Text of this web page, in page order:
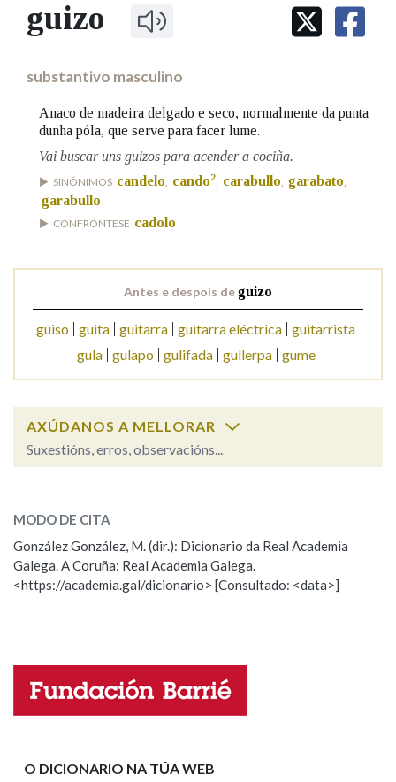
IDENTIDADE CORPORATIVA
MARCIAL DEL ADALID
FIGURAS HOMENAXEADAS
PRIMAVERA DAS LETRAS
PORTAL DAS PALABRAS
Facebook
TwitterYoutubeInstagram
Bluesky
BUSCAR NOS LEMAS
Remata por
BUSCAR NO CONTIDO
Nas definicións
Nos exemplos
Na fraseoloxía
OUTRAS OPCIÓNS DE BUSCA
Marcas gramaticais
LIMPAR
guizo
substantivo masculino
Anaco de madeira delgado e seco, normalmente da punta
dunha póla, que serve para facer lume.
Vai buscar uns guizos para acender a cociña.
SINÓNIMOS candelo cando2 carabullo garabato
garabullo
CONFRÓNTESE cadolo
Antes e despois deguizo
guiso guita guitarra guitarra eléctrica guitarrista
gula
gulapo gulifada gullerpa gume
AXÚDANOS A MELLORAR
Suxestións, erros, observacións...
ESCOLLE UNHA OPCIÓN:
Observación Hai un erro na palabra
Propoño mellorar a definición
Nome
MODO DE CITA
González González, M. (dir.): Dicionario da Real Academia
Galega. A Coruña: Real Academia Galega.
<https://academia.gal/dicionario> [Consultado: <data>]
O DICIONARIO NA TÚA WEB